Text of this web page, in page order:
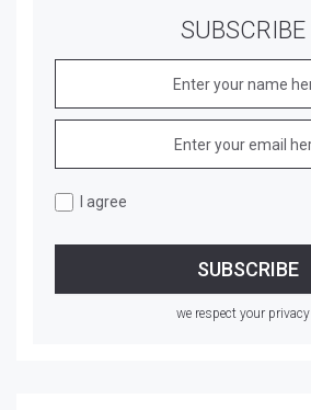
SUBSCRIBE
I agree
we respect your privacy